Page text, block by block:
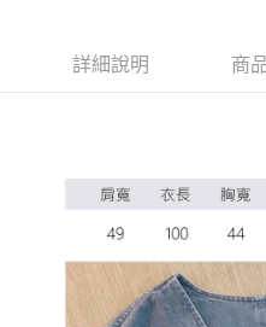
運送方式
7-11取貨付款
每筆NT$80，滿NT$1,000(含以
詳細說明 商